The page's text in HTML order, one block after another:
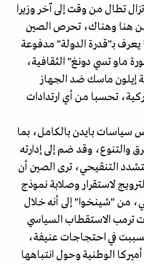
تطال من وقت إلى آخر وزيرا
من هنا وهناك، تحرص الصين
بـ"قدرة الدولة" مدفوعة
ماو تسي دونغ" الثقافية،
إيلون ماسك ضد الجهاز
تحسبا من أي ارتدادات
بايدن بالكامل، بما
والتنوع، وقد ضم إلى إدارته
التنقيحي، ترى الصين أن
لاستقرار وصلابة نموذج
من "شينخوا" إلى أنه خلال
ترمب الاستقطاب السياسي
في احتجاجات عنيفة،
الوطنية وحول انتباهها